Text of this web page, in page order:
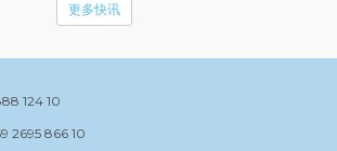
更多快讯
124 10
2695 866 10